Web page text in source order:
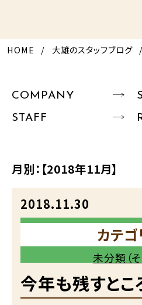
HOME 大雄のスタッフブログ
COMPANY
STAFF
月別： 【2018年11月】
2018.11.30
カテゴ
未分類（そ
今年も残すとこ